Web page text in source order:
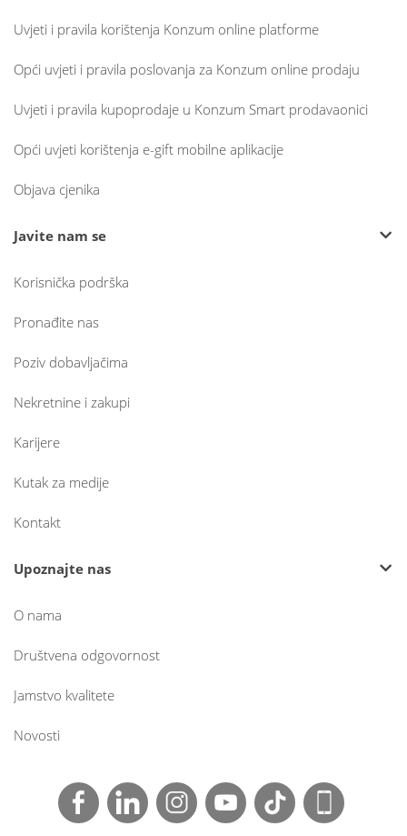
Uvjeti i pravila korištenja Konzum online platforme
Opći uvjeti i pravila poslovanja za Konzum online prodaju
Uvjeti i pravila kupoprodaje u Konzum Smart prodavaonici
Opći uvjeti korištenja e-gift mobilne aplikacije
Objava cjenika
Javite nam se
Korisnička podrška
Pronađite nas
Poziv dobavljačima
Nekretnine i zakupi
Karijere
Kutak za medije
Kontakt
Upoznajte nas
O nama
Društvena odgovornost
Jamstvo kvalitete
Novosti